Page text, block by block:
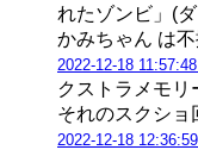
れたゾンビ」(
かみちゃん は
2022-12-18
クストラメモリ
それのスクシ
2022-12-18